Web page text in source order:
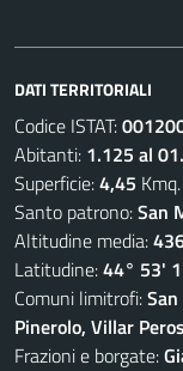
DATI TERRITORIALI
Codice ISTAT:
Abitanti: 1.125 al
Superficie:4,45
Santo patrono:San
Altitudine media:
Latitudine:44° 53'
Comuni limitrofi:
Pinerolo, Villar
Frazioni e borgate: